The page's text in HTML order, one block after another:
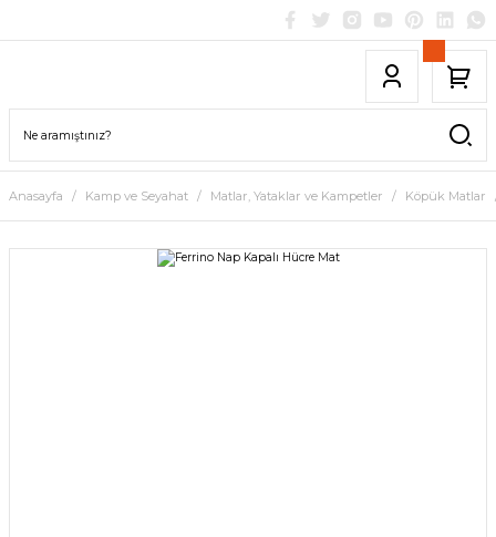
Anasayfa Kamp ve Seyahat Matlar, Yataklar ve Kampetler Köpük Matlar